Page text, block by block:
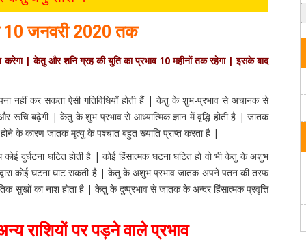
10जनवरी 2020तक
करेगा |केतु और शनि ग्रह की युति का प्रभाव 10महीनों तक रहेगा |इसके बाद
नहीं कर सकता ऐसी गतिविधियाँ होती हैं | केतु के शुभ-प्रभाव से अचानक से
रूचि बढ़ेगी | केतु के शुभ प्रभाव से आध्यात्मिक ज्ञान में वृद्धि होती है | जातक
के कारण जातक मृत्यु के पश्चात बहुत ख्याति प्राप्त करता है |
दुर्घटना घटित होती है | कोई हिंसात्मक घटना घटित हो वो भी केतु के अशुभ
कोई घटना घाट सकती है | केतु के अशुभ प्रभाव जातक अपने पतन की तरफ
सुखों का नाश होता है | केतु के दुष्प्रभाव से जातक के अन्दर हिंसात्मक प्रवृत्ति
राशियों पर पड़ने वाले प्रभाव